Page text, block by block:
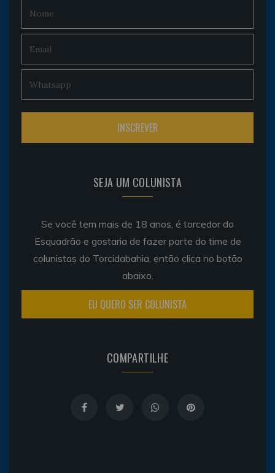
SEJA UM COLUNISTA
Se você tem mais de 18 anos, é torcedor do
Esquadrão e gostaria de fazer parte do time de
colunistas do Torcidabahia, então clica no botão
abaixo.
EU QUERO SER COLUNISTA
COMPARTILHE